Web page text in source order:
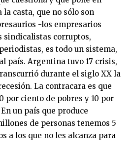
casta, que no sólo son
-los empresarios
sindicalistas corruptos,
es todo un sistema,
país. Argentina tuvo 17 crisis,
durante el siglo XX la
La contracara es que
por ciento de pobres y 10 por
un país que produce
de personas tenemos 5
a los que no les alcanza para